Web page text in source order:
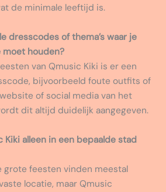
de minimale leeftijd is.
dresscodes of thema’s waar je
moet houden?
van Qmusic Kiki is er een
bijvoorbeeld foute outfits of
of social media van het
dit altijd duidelijk aangegeven.
Kiki alleen in een bepaalde stad
grote feesten vinden meestal
locatie, maar Qmusic